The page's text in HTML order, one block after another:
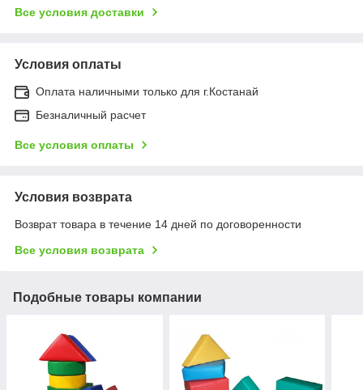
Все условия доставки
Условия оплаты
Оплата наличными только для г.Костанай
Безналичный расчет
Все условия оплаты
Условия возврата
Возврат товара в течение 14 дней по договоренности
Все условия возврата
Подобные товары компании